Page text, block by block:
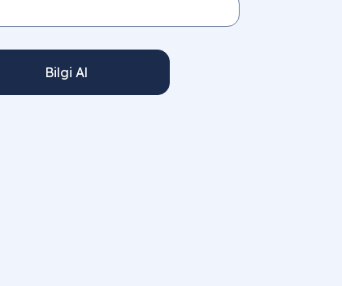
Bilgi Al